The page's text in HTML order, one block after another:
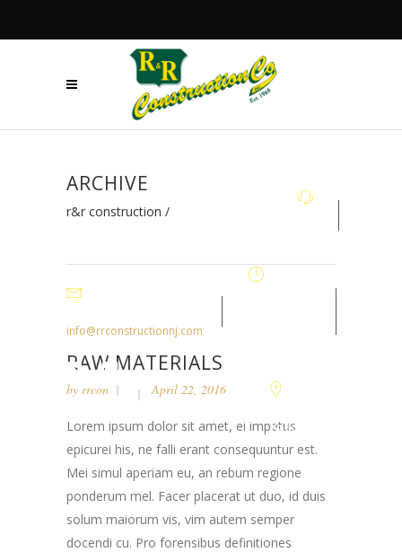
info@rrconstructionnj.com
Road Chester, NJ
ARCHIVE
r&r construction /
RAW MATERIALS
by rrcon April 22, 2016
Lorem ipsum dolor sit amet, ei impetus
epicurei his, ne falli erant consequuntur est.
Mei simul aperiam eu, an rebum regione
ponderum mel. Facer placerat ut duo, id duis
solum maiorum vis, vim autem semper
docendi cu. Pro forensibus definitiones